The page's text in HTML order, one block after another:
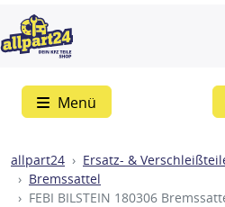
Menü
allpart24 Ersatz- &
Bremssattel
FEBI BILSTEIN 180306